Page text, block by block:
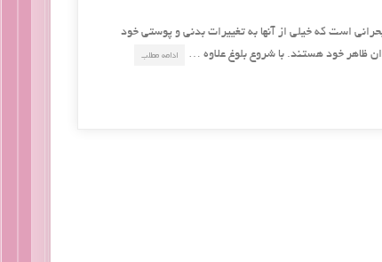
است که خیلی از آنها به تغییرات بدنی و پوستی خود
ظاهر خود هستند. با شروع بلوغ علاوه …
ادامه مطلب